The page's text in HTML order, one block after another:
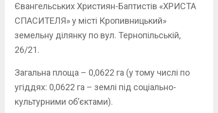
Євангельських Християн-Баптистів «ХРИСТА
СПАСИТЕЛЯ» у місті Кропивницький»
земельну ділянку по вул. Тернопільській,
26/21.
Загальна площа – 0,0622 га (у тому числі по
угіддях: 0,0622 га – землі під соціально-
культурними об’єктами).